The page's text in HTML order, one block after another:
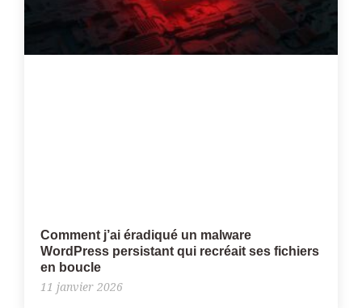
Comment j’ai éradiqué un malware
WordPress persistant qui recréait ses fichiers
en boucle
11 janvier 2026